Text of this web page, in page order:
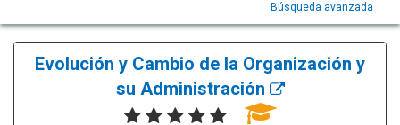
Búsqueda avanzada
Evolución y Cambio de la Organización y
su Administración